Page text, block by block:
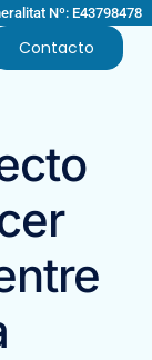
Nº: E43798478
Contacto
En